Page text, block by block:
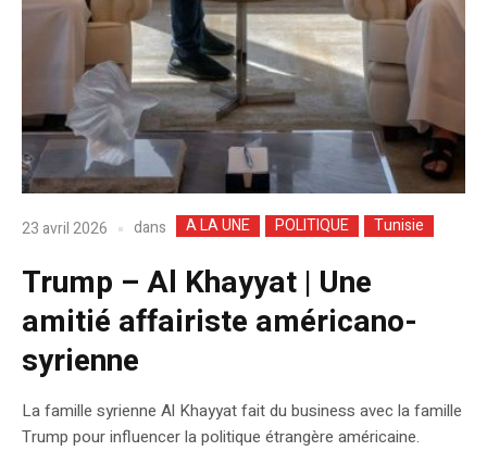
23 avril 2026 dans A LA UNE POLITIQUE Tunisie
Trump – Al Khayyat | Une
amitié affairiste américano-
syrienne
La famille syrienne Al Khayyat fait du business avec la famille
Trump pour influencer la politique étrangère américaine.